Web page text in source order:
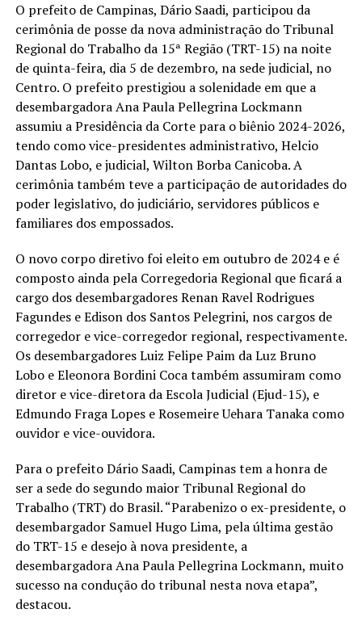
O prefeito de Campinas, Dário Saadi, participou da
cerimônia de posse da nova administração do Tribunal
Regional do Trabalho da 15ª Região (TRT-15) na noite
de quinta-feira, dia 5 de dezembro, na sede judicial, no
Centro. O prefeito prestigiou a solenidade em que a
desembargadora Ana Paula Pellegrina Lockmann
assumiu a Presidência da Corte para o biênio 2024-2026,
tendo como vice-presidentes administrativo, Helcio
Dantas Lobo, e judicial, Wilton Borba Canicoba. A
cerimônia também teve a participação de autoridades do
poder legislativo, do judiciário, servidores públicos e
familiares dos empossados.
O novo corpo diretivo foi eleito em outubro de 2024 e é
composto ainda pela Corregedoria Regional que ficará a
cargo dos desembargadores Renan Ravel Rodrigues
Fagundes e Edison dos Santos Pelegrini, nos cargos de
corregedor e vice-corregedor regional, respectivamente.
Os desembargadores Luiz Felipe Paim da Luz Bruno
Lobo e Eleonora Bordini Coca também assumiram como
diretor e vice-diretora da Escola Judicial (Ejud-15), e
Edmundo Fraga Lopes e Rosemeire Uehara Tanaka como
ouvidor e vice-ouvidora.
Para o prefeito Dário Saadi, Campinas tem a honra de
ser a sede do segundo maior Tribunal Regional do
Trabalho (TRT) do Brasil. “Parabenizo o ex-presidente, o
desembargador Samuel Hugo Lima, pela última gestão
do TRT-15 e desejo à nova presidente, a
desembargadora Ana Paula Pellegrina Lockmann, muito
sucesso na condução do tribunal nesta nova etapa”,
destacou.